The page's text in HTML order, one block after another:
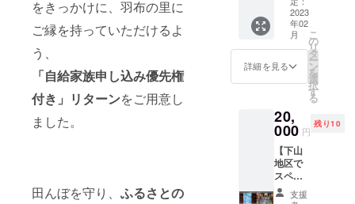
をきっかけに、羽布の里に
ご縁を持っていただけるよ
う、
「自給家族申し込み優先権
付き」リターンをご用意し
ました。
田んぼを守り、 ふるさとの
お礼の
手紙も
同封さ
せて頂
きま
す！
【商品
減農薬
特別栽
培米
ミネア
サヒ 名
称：精
米 令和
4年産
弁当や
おにぎ
りにす
ること
ます。
お茶漬
ても美
味しい
です。
お礼の
手紙も
同封さ
せて頂
きま
景に囲
まれた
中で
「味
「たま
り」、
製造し
ている
丸加醸
造場よ
り、ご
はんに
合う自
み・粘
りがあ
り、冷
めても
いと評
判のお
炭は地
元有志
の会に
よる手
作りの
炭窯で
焼きま
ありま
す。 令
和2年度
の食味
ランキ
ングに
米とし
ては初
の「特
Ａ」評
価を得
まし
た。 小
400メー
トルの
中山間
地域で
作られ
アサヒ
という
品種で
す。流
通量の
少なさ
から
培した
減農薬
特別栽
培米ミ
ネアサ
ヒ10kg
と、昭
業の老
舗・丸
加醸造
場の商
品山牛
蒡味噌
漬ほか
2023
年02
月
詳細を見る
こ
の
リ
タ
ー
ン
を
選
択
す
る
20,
000 円
残り10
【下山
地区で
スペ
シャル
体験プ
支援